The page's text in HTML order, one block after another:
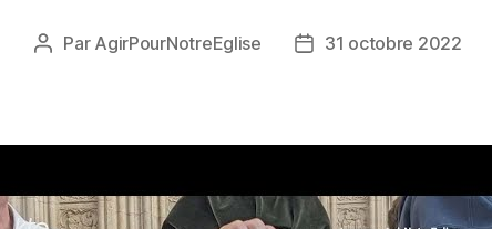
Auteur
Par AgirPourNotreEglise
Date31 octobre 2022